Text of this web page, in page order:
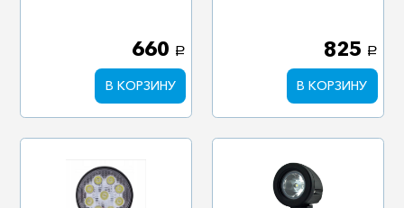
660 a
В КОРЗИНУ
825 a
В КОРЗИНУ